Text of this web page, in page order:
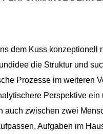
dem Kuss konzeptionell
die Struktur und
Prozesse im weiteren
Perspektive
zwischen zwei
Aufgaben im